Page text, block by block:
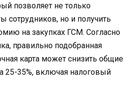
позволяет не только
сотрудников, но и получить
на закупках ГСМ. Согласно
правильно подобранная
карта может снизить общие
25-35%, включая налоговый